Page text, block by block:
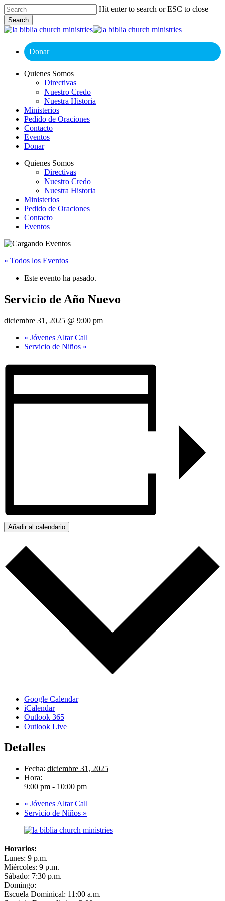
Skip
to
main
content
Hit enter to search or ESC to close
Search
Close
Donar
Menu
Quienes Somos
Directivas
Nuestro Credo
Nuestra Historia
Ministerios
Pedido de Oraciones
Contacto
Eventos
Donar
Quienes Somos
Directivas
Nuestro Credo
Nuestra Historia
Ministerios
Pedido de Oraciones
Contacto
Eventos
« Todos los Eventos
Este evento ha pasado.
Servicio de Año Nuevo
diciembre 31, 2025 @ 9:00 pm
« Jóvenes Altar Call
Servicio de Niños »
Añadir al calendario
Google Calendar
iCalendar
Outlook 365
Outlook Live
Detalles
Fecha: diciembre 31, 2025
Hora:
9:00 pm - 10:00 pm
« Jóvenes Altar Call
Servicio de Niños »
Horarios:
Lunes: 9 p.m.
Miércoles: 9 p.m.
Sábado: 7:30 p.m.
Domingo:
Escuela Dominical: 11:00 a.m.